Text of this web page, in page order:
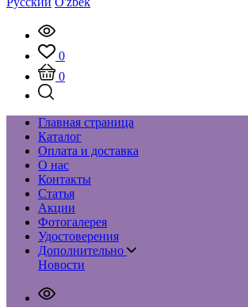
0
0
Главная страница
Каталог
Оплата и доставка
О нас
Контакты
Статья
Акции
Фотогалерея
Удостоверения
Дополнительно
Новости